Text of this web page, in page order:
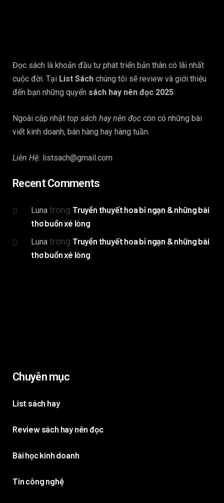
Đọc sách là khoản đầu tư phát triển bản thân có lãi nhất
cuộc đời. Tại List Sách chúng tôi sẽ review và giới thiệu
đến bạn những quyển sách hay nên đọc 2025.
Ngoài cập nhật top sách hay nên đọc còn có những bài
viết kinh doanh, bán hàng hay hàng tuần.
Liên Hệ: listsach@gmail.com
Recent Comments
Luna trong Truyền thuyết hoa bỉ ngạn & những bài
thơ buồn xé lòng
Luna trong Truyền thuyết hoa bỉ ngạn & những bài
thơ buồn xé lòng
Chuyên mục
List sách hay
Review sách hay nên đọc
Bài học kinh doanh
Tin công nghệ